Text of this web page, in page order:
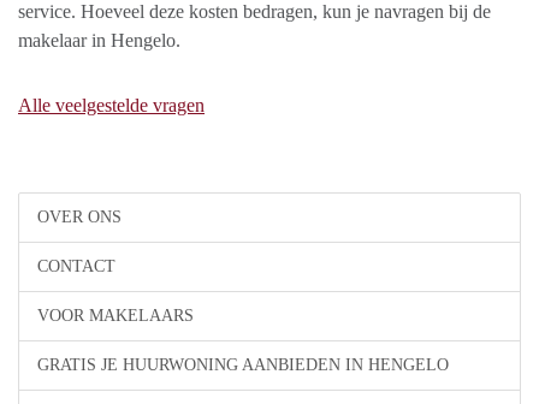
OVER ONS
CONTACT
VOOR MAKELAARS
GRATIS JE HUURWONING AANBIEDEN IN HENGELO
service. Hoeveel deze kosten bedragen, kun je navragen bij de
makelaar in Hengelo.
Alle veelgestelde vragen